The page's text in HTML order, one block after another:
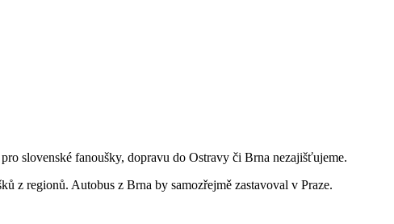
slovenské fanoušky, dopravu do Ostravy či Brna nezajišťujeme.
z regionů. Autobus z Brna by samozřejmě zastavoval v Praze.